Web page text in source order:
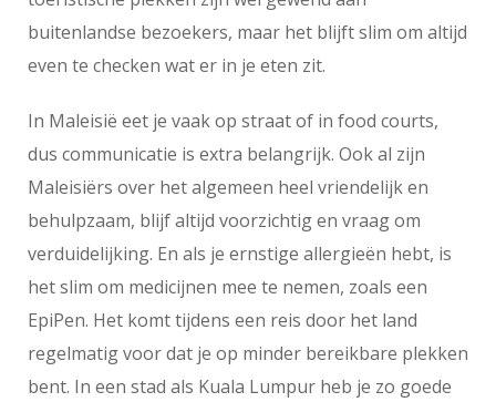
buitenlandse bezoekers, maar het blijft slim om altijd
even te checken wat er in je eten zit.
In Maleisië eet je vaak op straat of in food courts,
dus communicatie is extra belangrijk. Ook al zijn
Maleisiërs over het algemeen heel vriendelijk en
behulpzaam, blijf altijd voorzichtig en vraag om
verduidelijking. En als je ernstige allergieën hebt, is
het slim om medicijnen mee te nemen, zoals een
EpiPen. Het komt tijdens een reis door het land
regelmatig voor dat je op minder bereikbare plekken
bent. In een stad als Kuala Lumpur heb je zo goede